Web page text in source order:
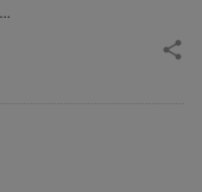
share